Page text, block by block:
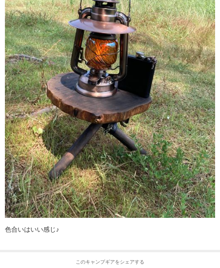
色合いはいい感じ♪
このキャンプギアをシェアする